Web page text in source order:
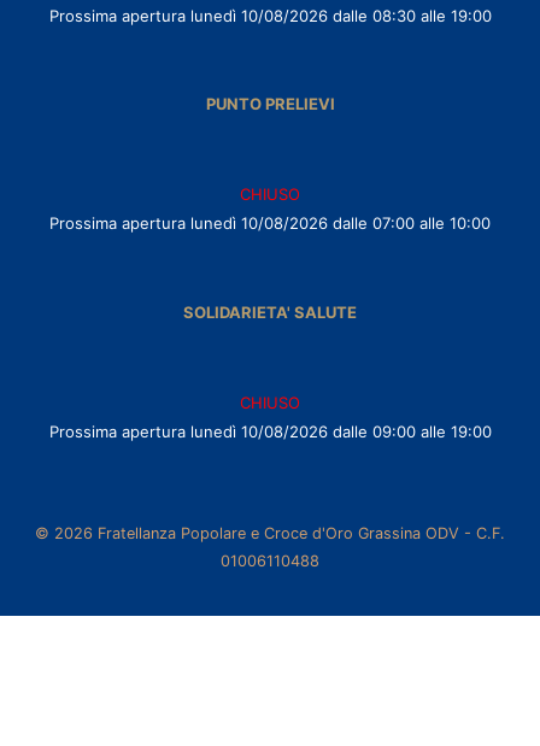
Prossima apertura lunedì 10/08/2026 dalle 08:30 alle 19:00
PUNTO PRELIEVI
CHIUSO
Prossima apertura lunedì 10/08/2026 dalle 07:00 alle 10:00
SOLIDARIETA' SALUTE
CHIUSO
Prossima apertura lunedì 10/08/2026 dalle 09:00 alle 19:00
© 2026 Fratellanza Popolare e Croce d'Oro Grassina ODV - C.F.
01006110488